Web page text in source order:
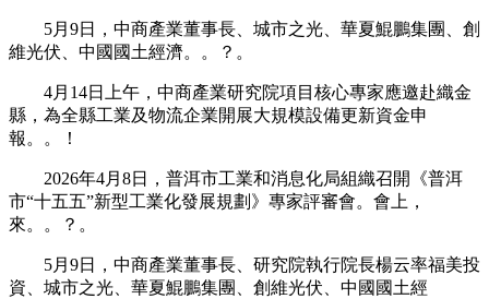
5月9日，中商產業董事長、城市之光、華夏鯤鵬集團、創
維光伏、中國國土經濟。。？。
4月14日上午，中商產業研究院項目核心專家應邀赴織金
縣，為全縣工業及物流企業開展大規模設備更新資金申
報。。！
2026年4月8日，普洱市工業和消息化局組織召開《普洱
市“十五五”新型工業化發展規劃》專家評審會。會上，
來。。？。
5月9日，中商產業董事長、研究院執行院長楊云率福美投
資、城市之光、華夏鯤鵬集團、創維光伏、中國國土經